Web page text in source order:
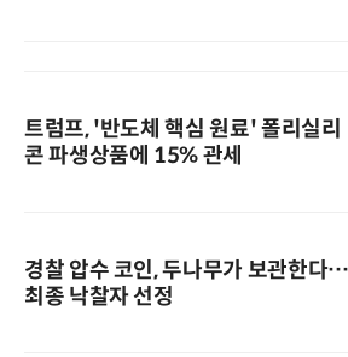
트럼프, '반도체 핵심 원료' 폴리실리
콘 파생상품에 15% 관세
경찰 압수 코인, 두나무가 보관한다…
최종 낙찰자 선정